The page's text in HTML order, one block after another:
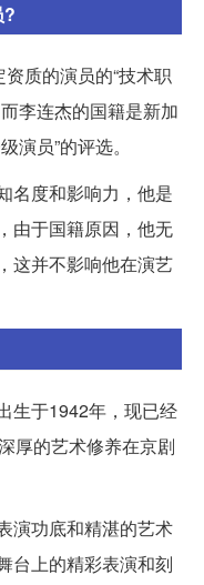
?
质的演员的“技术职
李连杰的国籍是新加
演员”的评选。
名度和影响力，他是
由于国籍原因，他无
这并不影响他在演艺
生于1942年，现已经
厚的艺术修养在京剧
演功底和精湛的艺术
台上的精彩表演和刻